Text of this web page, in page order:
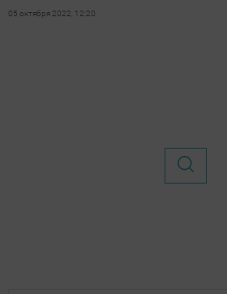
05 октября 2022, 12:20